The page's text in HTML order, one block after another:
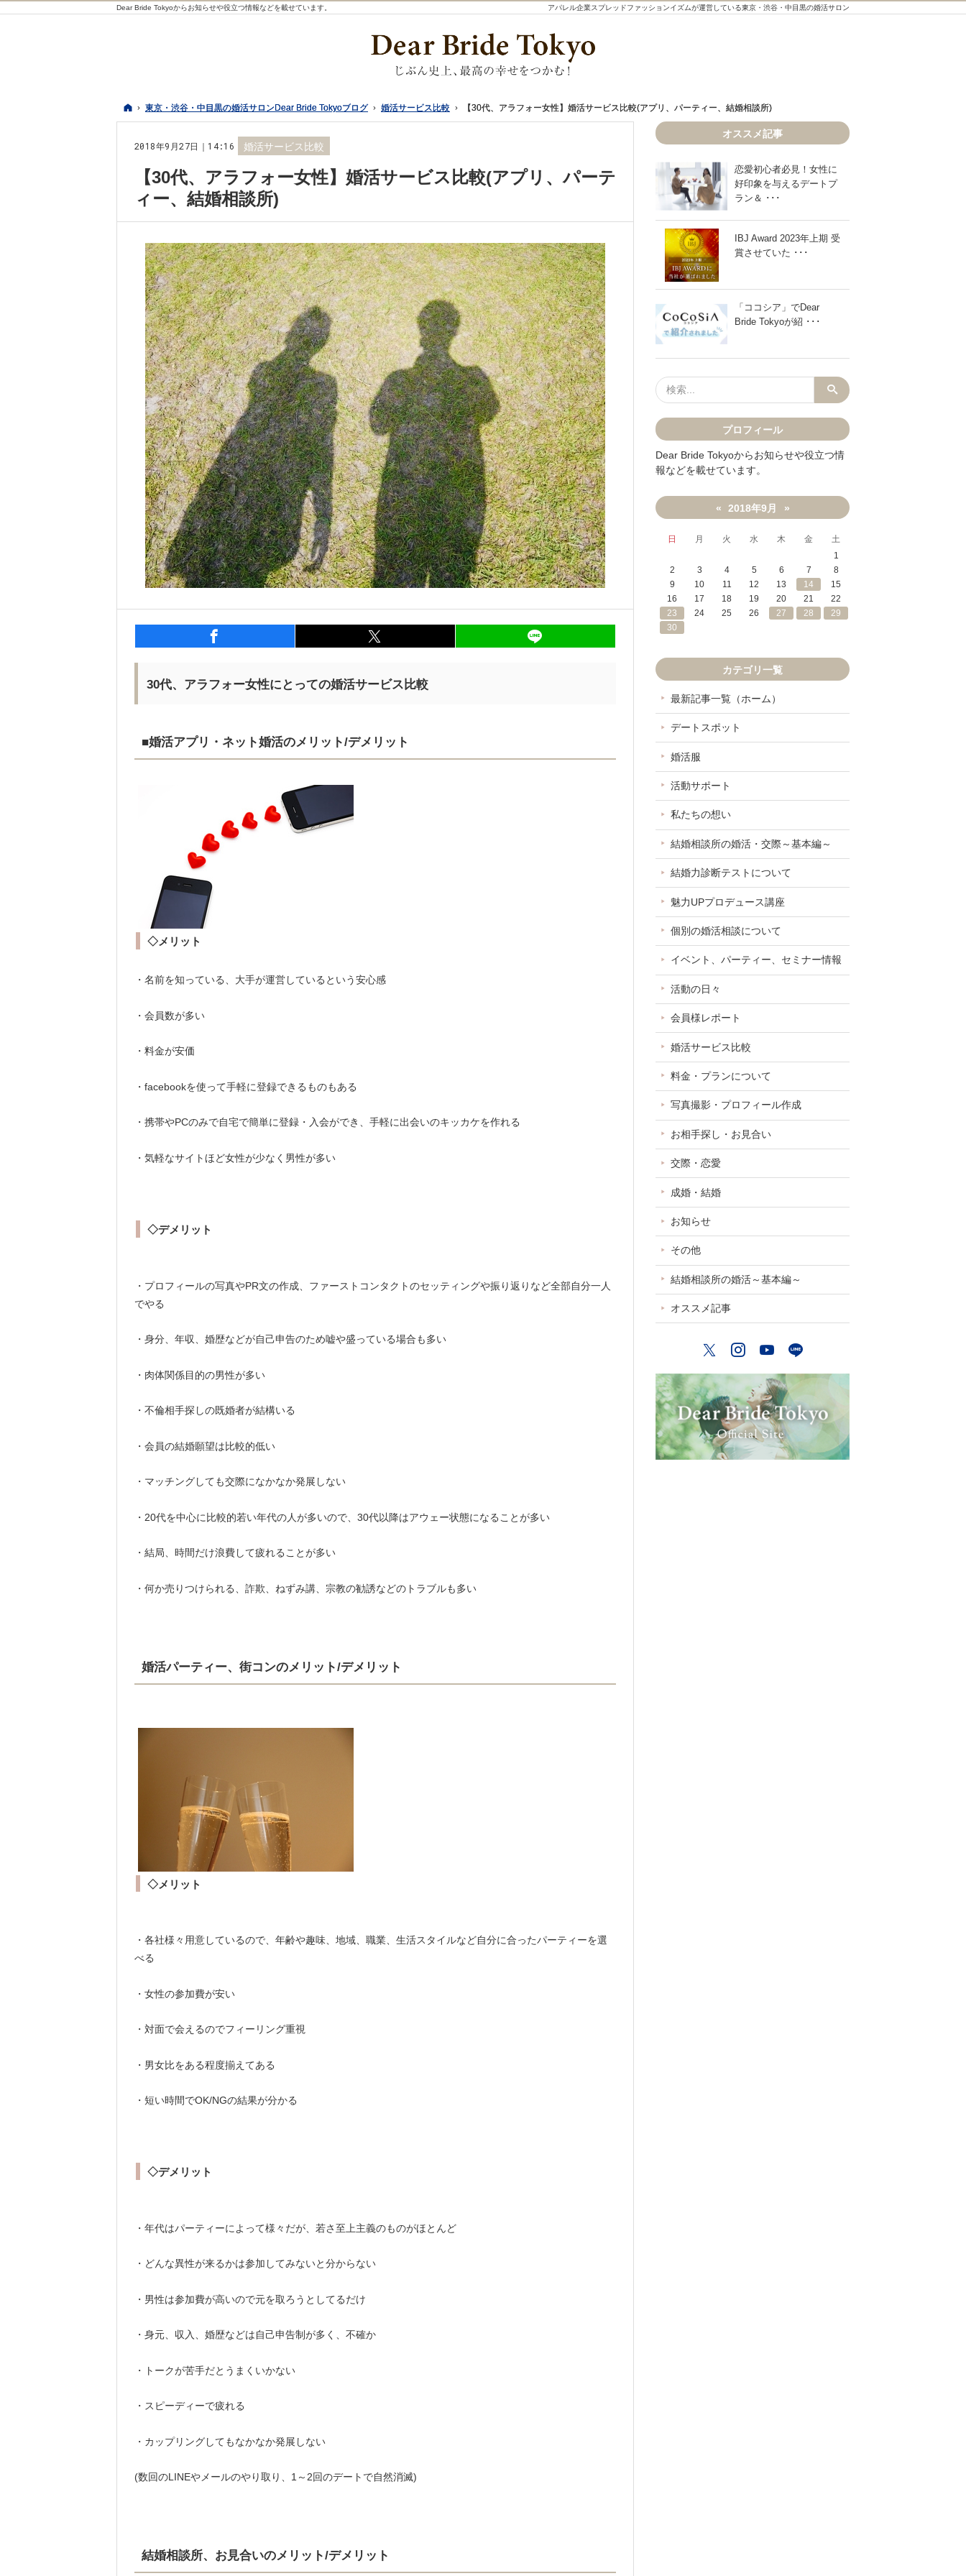
ホーム
東京・渋谷・中目黒の婚活サロンDear Bride Tokyoブログ 婚活サービス比較 【30代、アラフォー女性】婚活サービス比較(アプリ、パーティー、結婚相談所)
2018年9月27日｜14:16 婚活サービス比較
【30代、アラフォー女性】婚活サービス比較(アプリ、パーテ
ィー、結婚相談所)
アパレル企業スプレッドファッションイズムが運営している東京・渋谷・中目黒の婚活サロン
Dear Bride Tokyoからお知らせや役立つ情報などを載せています。
【30代、アラフォー女性】婚活サービ
LINEで送る
30代、アラフォー女性にとっての婚活サービス比較
■婚活アプリ・ネット婚活のメリット/デメリット
◇メリット
・名前を知っている、大手が運営しているという安心感
・会員数が多い
・料金が安価
・facebookを使って手軽に登録できるものもある
・携帯やPCのみで自宅で簡単に登録・入会ができ、手軽に出会いのキッカケを作れる
・気軽なサイトほど女性が少なく男性が多い
◇デメリット
・プロフィールの写真やPR文の作成、ファーストコンタクトのセッティングや振り返りなど全部自分一人
でやる
・身分、年収、婚歴などが自己申告のため嘘や盛っている場合も多い
・肉体関係目的の男性が多い
・不倫相手探しの既婚者が結構いる
・会員の結婚願望は比較的低い
・マッチングしても交際になかなか発展しない
・20代を中心に比較的若い年代の人が多いので、30代以降はアウェー状態になることが多い
・結局、時間だけ浪費して疲れることが多い
・何か売りつけられる、詐欺、ねずみ講、宗教の勧誘などのトラブルも多い
婚活パーティー、街コンのメリット/デメリット
◇メリット
・各社様々用意しているので、年齢や趣味、地域、職業、生活スタイルなど自分に合ったパーティーを選
べる
・女性の参加費が安い
・対面で会えるのでフィーリング重視
・男女比をある程度揃えてある
・短い時間でOK/NGの結果が分かる
◇デメリット
・年代はパーティーによって様々だが、若さ至上主義のものがほとんど
・どんな異性が来るかは参加してみないと分からない
・男性は参加費が高いので元を取ろうとしてるだけ
・身元、収入、婚歴などは自己申告制が多く、不確か
・トークが苦手だとうまくいかない
・スピーディーで疲れる
・カップリングしてもなかなか発展しない
(数回のLINEやメールのやり取り、1～2回のデートで自然消滅)
結婚相談所、お見合いのメリット/デメリット
オススメ記事
恋愛初心者必見！女性に
好印象を与えるデートプ
ラン＆ ･･･
IBJ Award 2023年上期 受
賞させていた ･･･
「ココシア」でDear
Bride Tokyoが紹 ･･･
プロフィール
Dear Bride Tokyoからお知らせや役立つ情
報などを載せています。
« 2018年9月 »
日 月 火 水 木 金
土
1
2
3 4 5 6 7
8
9
10 11 12 13 14
15
16
17 18 19 20 21
22
23
24 25 26 27 28
29
30
カテゴリ一覧
最新記事一覧（ホーム）
デートスポット
婚活服
活動サポート
私たちの想い
結婚相談所の婚活・交際～基本編～
結婚力診断テストについて
魅力UPプロデュース講座
個別の婚活相談について
イベント、パーティー、セミナー情報
活動の日々
会員様レポート
婚活サービス比較
料金・プランについて
写真撮影・プロフィール作成
お相手探し・お見合い
交際・恋愛
成婚・結婚
お知らせ
その他
結婚相談所の婚活～基本編～
オススメ記事
TwitterInstagram
YouTube
ホーム
東京・渋谷・中目黒の婚活サロンDear Bride Tokyoブログ 婚活サービス比較 【30代、アラフォー女性】婚活サービス比較(アプリ、パーティー、結婚相談所)